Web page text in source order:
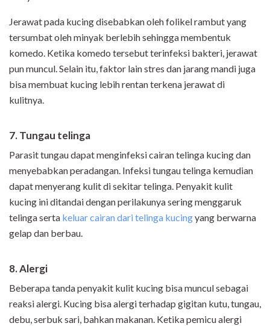
Jerawat pada kucing disebabkan oleh folikel rambut yang
tersumbat oleh minyak berlebih sehingga membentuk
komedo. Ketika komedo tersebut terinfeksi bakteri, jerawat
pun muncul. Selain itu, faktor lain stres dan jarang mandi juga
bisa membuat kucing lebih rentan terkena jerawat di
kulitnya.
7. Tungau telinga
Parasit tungau dapat menginfeksi cairan telinga kucing dan
menyebabkan peradangan. Infeksi tungau telinga kemudian
dapat menyerang kulit di sekitar telinga. Penyakit kulit
kucing ini ditandai dengan perilakunya sering menggaruk
telinga serta keluar cairan dari telinga kucingyang berwarna
gelap dan berbau.
8. Alergi
Beberapa tanda penyakit kulit kucing bisa muncul sebagai
reaksi alergi. Kucing bisa alergi terhadap gigitan kutu, tungau,
debu, serbuk sari, bahkan makanan. Ketika pemicu alergi